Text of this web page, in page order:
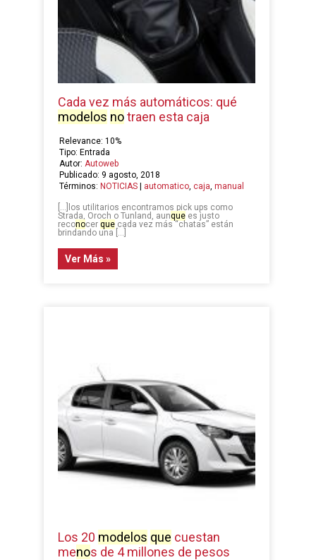
Cada vez más automáticos: qué
modelos notraen esta caja
Relevance: 10%
Tipo: Entrada
Autor:Autoweb
Publicado: 9 agosto, 2018
Términos: NOTICIAS automatico,caja,manual
[…]los utilitarios encontramos pick ups como
Strada, Oroch o Tunland, aunque es justo
reconocerque cada vez más “chatas” están
brindando una […]
Ver Más »
Los 20 modelos que cuestan
menos de 4 millones de pesos